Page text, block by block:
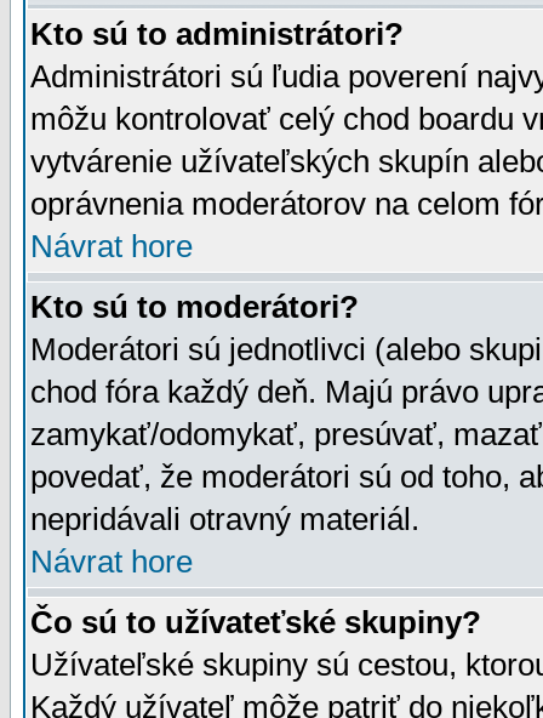
Kto sú to administrátori?
Administrátori sú ľudia poverení
môžu kontrolovať celý chod boardu
vytvárenie užívateľských skupín
oprávnenia moderátorov na celom
Návrat hore
Kto sú to moderátori?
Moderátori sú jednotlivci (alebo
chod fóra každý deň. Majú právo
zamykať/odomykať, presúvať,
povedať, že moderátori sú od toho,
nepridávali otravný materiál.
Návrat hore
Čo sú to užívateťské skupiny?
Užívateľské skupiny sú cestou,
Každý užívateľ môže patriť do